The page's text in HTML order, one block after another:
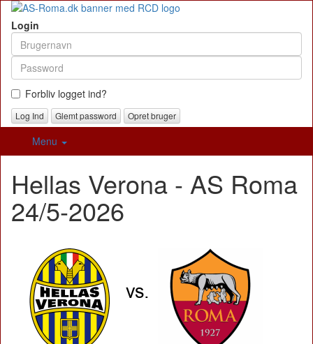
Login
Forbliv logget ind?
Glemt password Opret bruger
Menu
Hellas Verona - AS Roma
24/5-2026